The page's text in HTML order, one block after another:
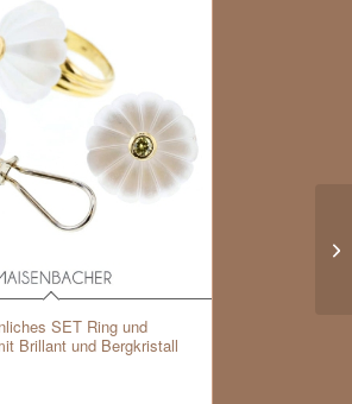
SET Ring und
Brillant und Bergkristall